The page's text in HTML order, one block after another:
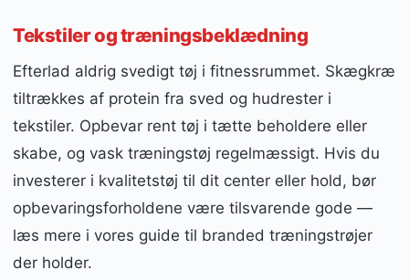
Tekstiler og træningsbeklædning
Efterlad aldrig svedigt tøj i fitnessrummet. Skægkræ
tiltrækkes af protein fra sved og hudrester i
tekstiler. Opbevar rent tøj i tætte beholdere eller
skabe, og vask træningstøj regelmæssigt. Hvis du
investerer i kvalitetstøj til dit center eller hold, bør
opbevaringsforholdene være tilsvarende gode —
læs mere i vores guide til branded træningstrøjer
der holder.